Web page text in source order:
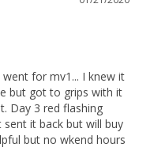
for mv1... I knew it
but got to grips with it
Day 3 red flashing
sent it back but will buy
but no wkend hours